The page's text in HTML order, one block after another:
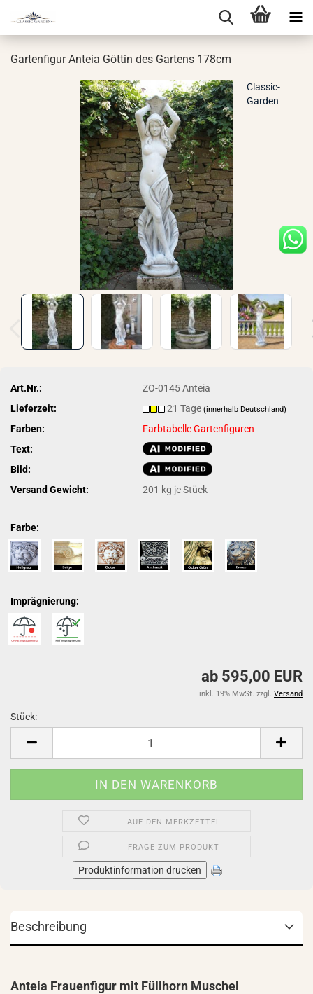
Gar­ten­fi­gur An­teia Göt­tin des Gar­tens 178cm
Classic-
Garden
Art.Nr.:
ZO-0145 Anteia
Lieferzeit:
21 Tage(innerhalb Deutschland)
Farben:
Farbtabelle Gartenfiguren
Text:
Bild:
Versand Gewicht:
201 kg je Stück
Farbe:
Imprägnierung:
ab 595,00 EUR
inkl. 19% MwSt. zzgl. Versand
Stück:
AUF DEN MERKZETTEL
FRAGE ZUM PRODUKT
Produktinformation drucken
Beschreibung
Anteia Frauenfigur mit Füllhorn Muschel